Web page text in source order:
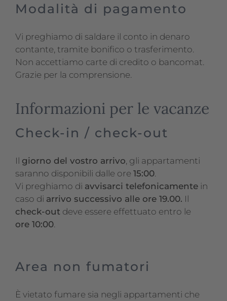
Modalità di pagamento
Vi preghiamo di saldare il conto in denaro
contante, tramite bonifico o trasferimento.
Non accettiamo carte di credito o bancomat.
Grazie per la comprensione.
Informazioni per le vacanze
Check-in / check-out
Il giorno del vostro arrivo , gli appartamenti
saranno disponibili dalle ore 15:00
Vi preghiamo di avvisarci telefonicamente in
caso di arrivo successivo alle ore 19.00. Il
check-out deve essere effettuato entro le
ore 10:00
Area non fumatori
È vietato fumare sia negli appartamenti che